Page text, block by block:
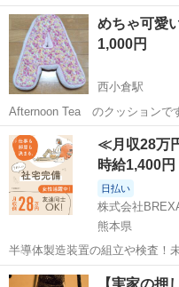
ないので、神経質な方はご遠慮ください。 サイズな
下をご覧ください。 HÖLASS
https://applink.ike...
福岡 福岡市 唐人町駅
めちゃ可愛
1,000円
西小倉駅
Afternoon Tea のクッションです！ サイズは約40x30x10cmと
す(^^) 使わずに飾っておりまし
す お気軽にお問い合わせ下さい
福岡 北九州市 西小倉駅
≪月収28万
時給1,400円
日払い
株式会社
熊本県
半導体製造装置の組立や検査！
中★ワンルーム寮完備！赴任旅
熊本 その他
【実家の押